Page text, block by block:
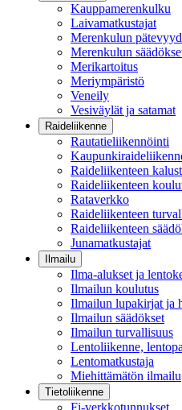
Kauppamerenkulku
Laivamatkustajat
Merenkulun
Merenkulun
Merikartoitus
Meriympäristö
Veneily
Vesiväylät ja satamat
Raideliikenne
Rautatieliikennöinti
Raideliikenteen
Raideliikenteen
Rataverkko
Raideliikenteen
Raideliikenteen
Junamatkustajat
Ilmailu
Ilma-alukset ja
Ilmailun koulutus
Ilmailun lupakirjat ja
Ilmailun säädökset
Ilmailun turvallisuus
Lentoliikenne,
Lentomatkustaja
Miehittämätön ilmailu
Tietoliikenne
Fi-verkkotunnukset